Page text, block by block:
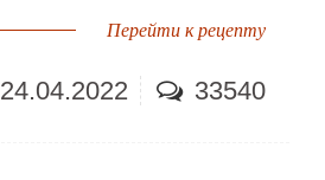
Перейти к рецепту
24.04.2022 33540